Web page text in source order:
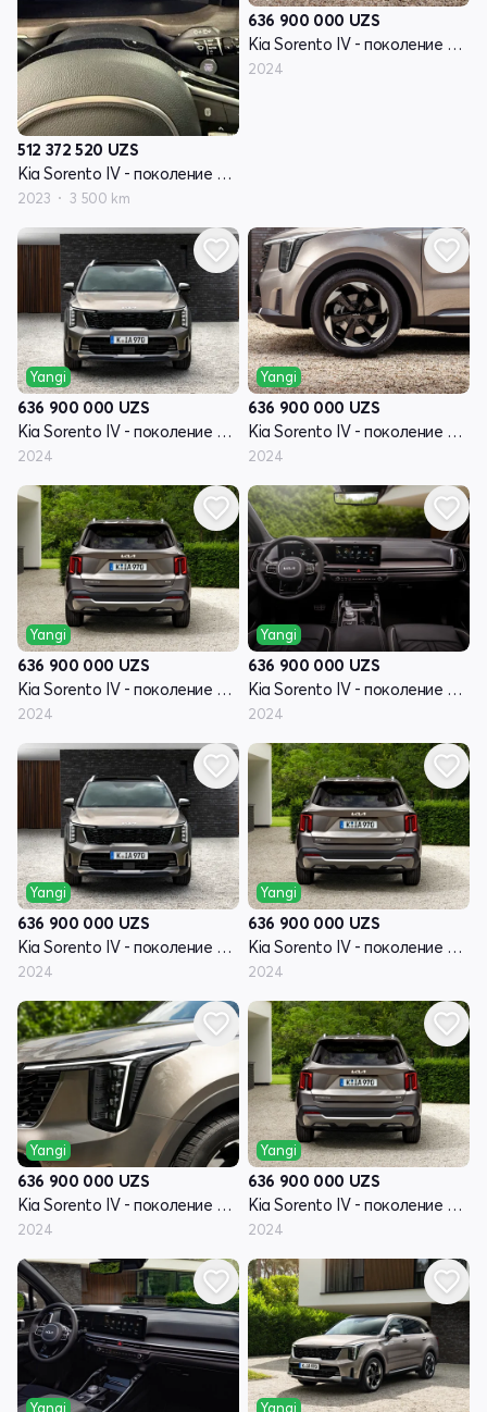
512 372 520 UZS
Kia Sorento IV - поколение рестайлинг
2023 3 500 km
636 900 000 UZS
Kia Sorento IV - поколение рестайлинг
2024
Yangi
636 900 000 UZS
Kia Sorento IV - поколение рестайлинг
2024
Yangi
636 900 000 UZS
Kia Sorento IV - поколение рестайлинг
2024
Yangi
636 900 000 UZS
Kia Sorento IV - поколение рестайлинг
2024
Yangi
636 900 000 UZS
Kia Sorento IV - поколение рестайлинг
2024
Yangi
636 900 000 UZS
Kia Sorento IV - поколение рестайлинг
2024
Yangi
636 900 000 UZS
Kia Sorento IV - поколение рестайлинг
2024
Yangi
636 900 000 UZS
Kia Sorento IV - поколение рестайлинг
2024
Yangi
636 900 000 UZS
Kia Sorento IV - поколение рестайлинг
2024
Yangi Yangi